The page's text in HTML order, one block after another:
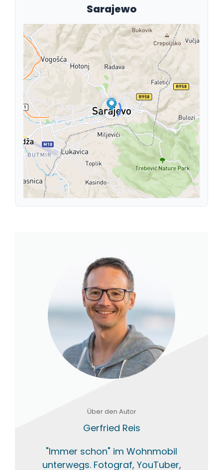
Sarajewo
Über den Autor
Gerfried Reis
"Immer schon" im Wohnmobil
unterwegs. Fotograf, YouTuber,